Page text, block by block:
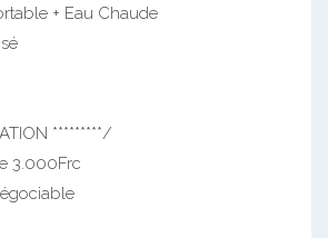
+ Eau Chaude
*********/
3.000Frc